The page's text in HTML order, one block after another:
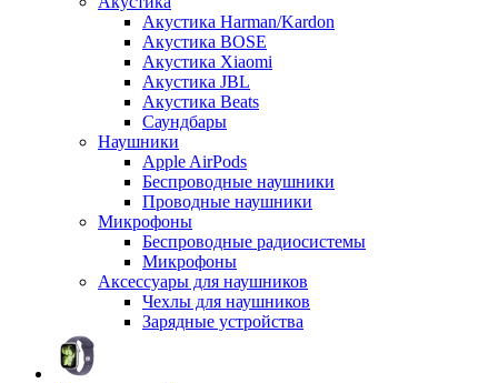
Акустика Harman/Kardon
Акустика BOSE
Акустика Xiaomi
Акустика JBL
Акустика Beats
Саундбары
Наушники
Apple AirPods
Беспроводные наушники
Проводные наушники
Микрофоны
Беспроводные радиосистемы
Микрофоны
Аксессуары для наушников
Чехлы для наушников
Зарядные устройства